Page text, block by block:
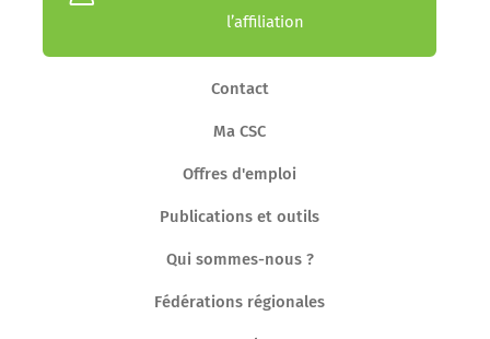
l’affiliation
Contact
Ma CSC
Offres d'emploi
Publications et outils
Qui sommes-nous ?
Fédérations régionales